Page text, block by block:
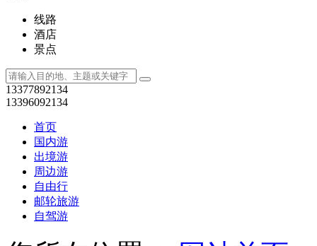
线路
酒店
景点
13377892134
13396092134
首页
国内游
出境游
周边游
自由行
邮轮旅游
自驾游